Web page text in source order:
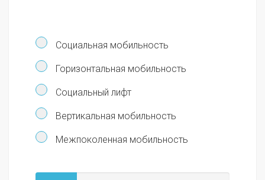
Социальная мобильность
Горизонтальная мобильность
Социальный лифт
Вертикальная мобильность
Межпоколенная мобильность